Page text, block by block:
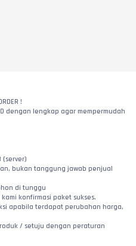
!
dengan lengkap agar mempermudah
(server)
bukan tanggung jawab penjual
di tunggu
konfirmasi paket sukses.
apabila terdapat perubahan harga,
/ setuju dengan peraturan